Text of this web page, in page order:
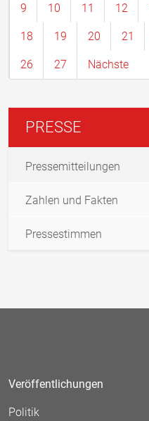
9 10 11 12
18 19 20 21
26 27 Nächste
PRESSE
Pressemitteilungen
Zahlen und Fakten
Pressestimmen
Veröffentlichungen
Politik